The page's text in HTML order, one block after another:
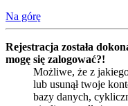
Na górę
Rejestracja została
mogę się zalogować?!
Możliwe, że z
lub usunął twoje
bazy danych,